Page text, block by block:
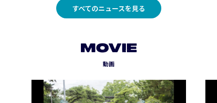
すべてのニュースを見る
MOVIE
動画